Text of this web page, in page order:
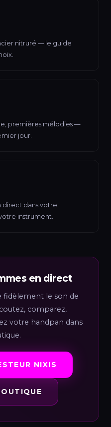
nitruré — le guide
premières mélodies —
jour.
direct dans votre
instrument.
en direct
fidèlement le son de
comparez,
votre handpan dans
NIXIS